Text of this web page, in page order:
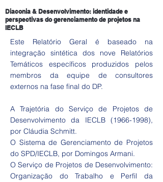
Diaconia & Desenvolvimento: identidade e
perspectivas do gerenciamento de projetos na
IECLB
Este Relatório Geral é baseado na
integração sintética dos nove Relatórios
Temáticos específicos produzidos pelos
membros da equipe de consultores
externos na fase final do DP.
A Trajetória do Serviço de Projetos de
Desenvolvimento da IECLB (1966-1998),
por Cláudia Schmitt.
O Sistema de Gerenciamento de Projetos
do SPD/IECLB, por Domingos Armani.
O Serviço de Projetos de Desenvolvimento:
Organização do Trabalho e Perfil da